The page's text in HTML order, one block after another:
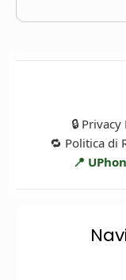
🔒
🔁 Politica di
📍